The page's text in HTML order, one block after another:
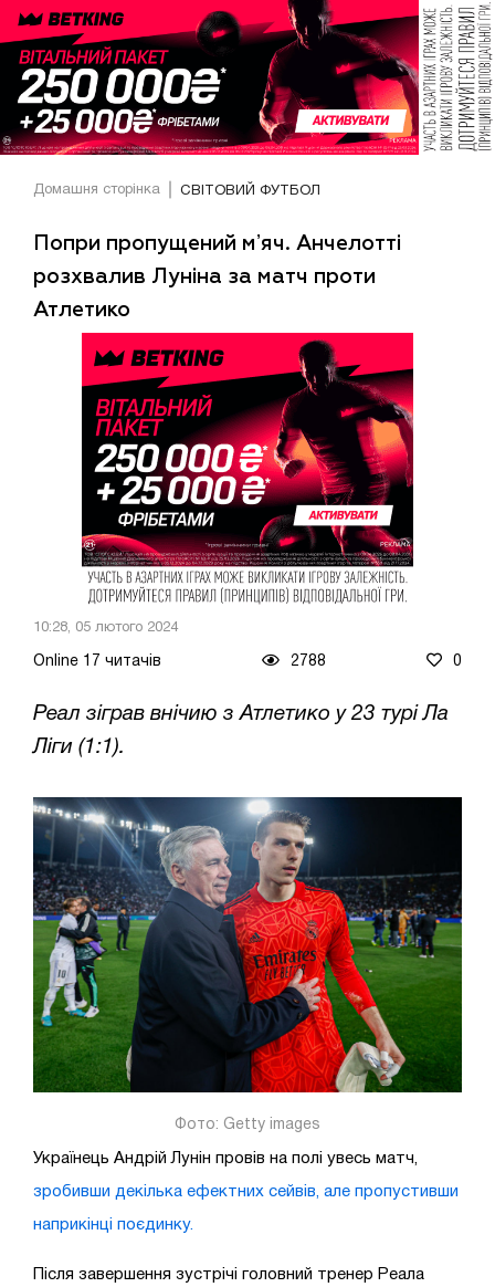
Домашня сторінка СВІТОВИЙ ФУТБОЛ
Попри пропущений мʼяч. Анчелотті
розхвалив Луніна за матч проти
Атлетико
10:28, 05 лютого 2024
Online 17 читачів 2788 0
Реал зіграв внічию з Атлетико у 23 турі Ла
Ліги (1:1).
Фото: Getty images
Українець Андрій Лунін провів на полі увесь матч,
зробивши декілька ефектних сейвів, але пропустивши
наприкінці поєдинку.
Після завершення зустрічі головний тренер Реала